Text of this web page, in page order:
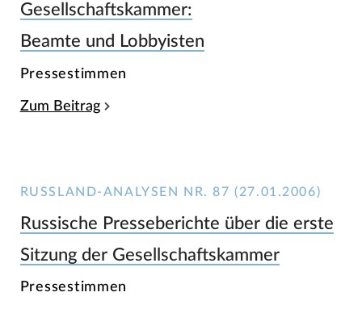
Gesellschaftskammer:
Beamte und Lobbyisten
Pressestimmen
Zum Beitrag
RUSSLAND-ANALYSEN NR. 87 (27.01.2006)
Russische Presseberichte über die erste
Sitzung der Gesellschaftskammer
Pressestimmen